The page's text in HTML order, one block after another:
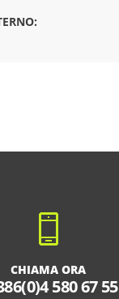
CHIAMA ORA
580 67 55